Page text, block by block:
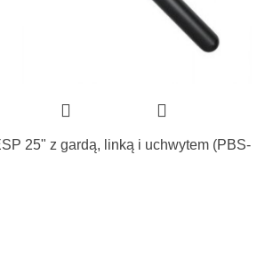
25" z gardą, linką i uchwytem (PBS-